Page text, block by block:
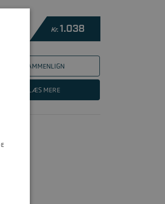
Kr. 1.038
SAMMENLIGN
LÆS MERE